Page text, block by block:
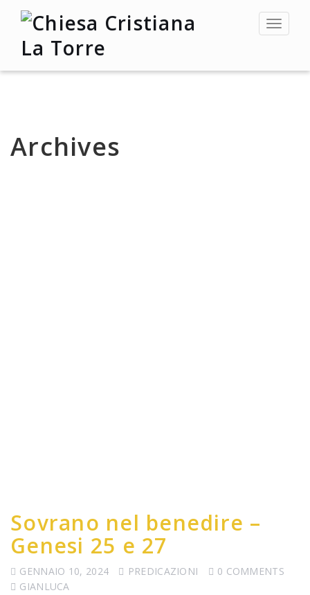
Toggle
Archives
Sovrano nel benedire –
Genesi 25 e 27
GENNAIO 10, 2024 PREDICAZIONI
0 COMMENTS
GIANLUCA